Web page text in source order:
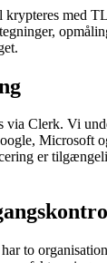
krypteres med
via Clerk. Vi
Microsoft
er
to